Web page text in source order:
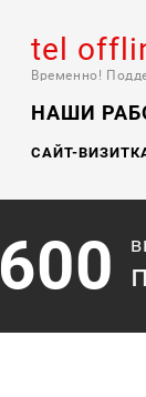
tel
Временно!
НАШИ
САЙТ-
600